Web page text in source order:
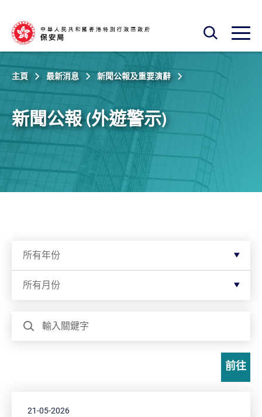
開啟搜尋框
開啟
主頁 最新消息 新聞公報及重要演辭
新聞公報 (外遊警示)
所有年份
所有月份
前往
21-05-2026